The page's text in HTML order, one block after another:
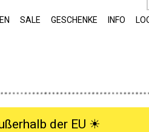
SALE GESCHENKE INFO
der EU ☀︎